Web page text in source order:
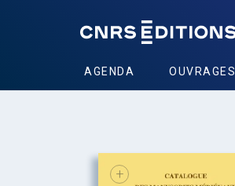
AGENDA OUVRAGES
+